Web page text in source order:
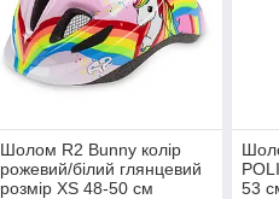
Шолом R2 Bunny колір
рожевий/білий глянцевий
розмір XS 48-50 см
53